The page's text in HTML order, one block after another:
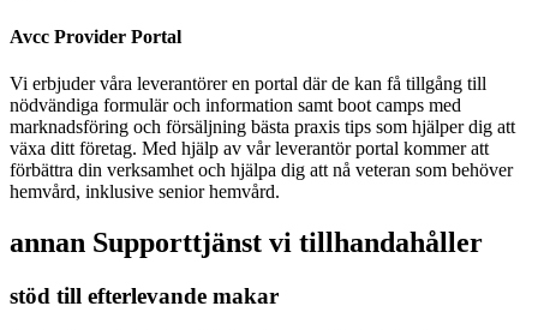
Avcc Provider Portal
Vi erbjuder våra leverantörer en portal där de kan få tillgång till
nödvändiga formulär och information samt boot camps med
marknadsföring och försäljning bästa praxis tips som hjälper dig att
växa ditt företag. Med hjälp av vår leverantör portal kommer att
förbättra din verksamhet och hjälpa dig att nå veteran som behöver
hemvård, inklusive senior hemvård.
annan Supporttjänst vi tillhandahåller
stöd till efterlevande makar